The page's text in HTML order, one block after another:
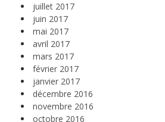
juillet 2017
juin 2017
mai 2017
avril 2017
mars 2017
février 2017
janvier 2017
décembre 2016
novembre 2016
octobre 2016